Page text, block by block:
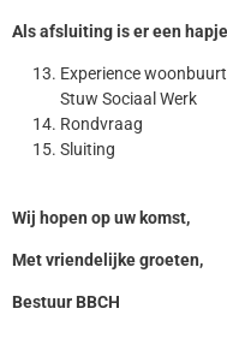
Als afsluiting is er een
Experience
Stuw Sociaal Werk
Rondvraag
Sluiting
Wij hopen op uw komst,
Met vriendelijke groeten,
Bestuur BBCH